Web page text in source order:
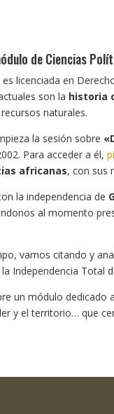
de Ciencias
licenciada en
son la historia
naturales.
la sesión sobre
Para acceder a él,
africanas, con sus
la independencia de
al momento
vamos citando y
Independencia Total
un módulo dedicado
y el territorio… que